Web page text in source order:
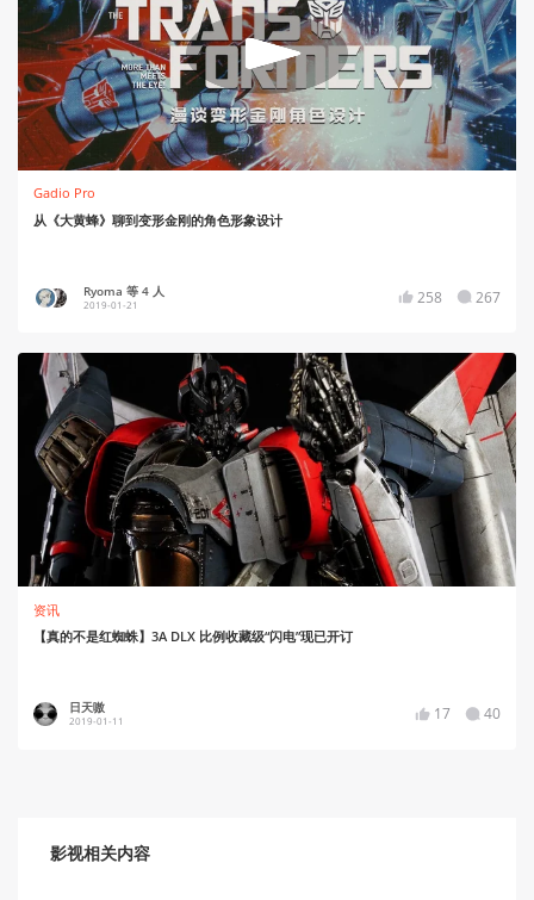
Gadio Pro
从《大黄蜂》聊到变形金刚的角色形象设计
Ryoma 等 4 人
2019-01-21 258 267
资讯
【真的不是红蜘蛛】3A DLX 比例收藏级“闪电”现已开订
日天嗷
2019-01-11 17 40
影视相关内容